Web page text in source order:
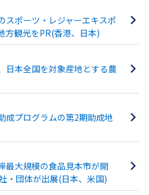
スポーツ・レジャーエキスポ
方観光をPR(香港、日本)
日本全国を対象産地とする農
成プログラムの第2期助成地
最大規模の食品見本市が開
・団体が出展(日本、米国)